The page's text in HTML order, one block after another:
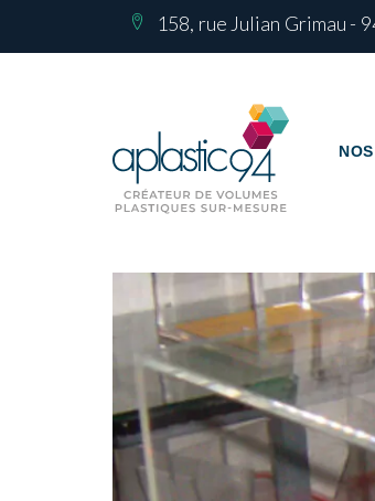
158, rue Julian Grimau -